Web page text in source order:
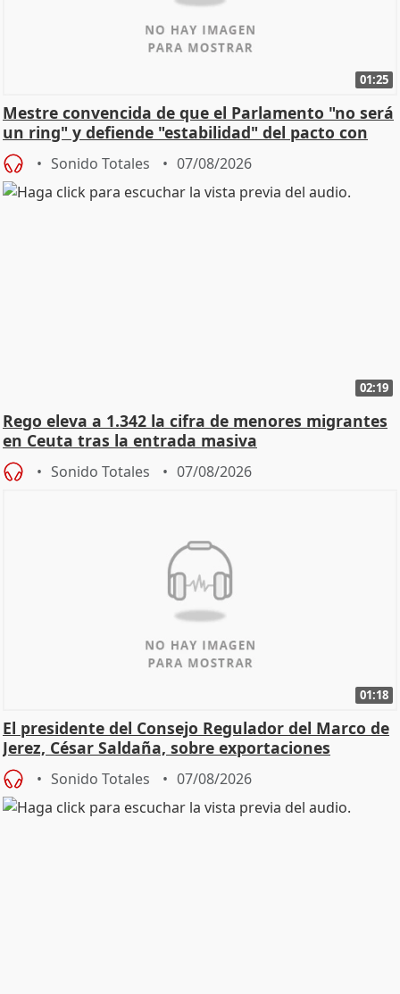
01:25
Mestre convencida de que el Parlamento "no será
un ring" y defiende "estabilidad" del pacto con
Vox
Sonido Totales 07/08/2026
02:19
Rego eleva a 1.342 la cifra de menores migrantes
en Ceuta tras la entrada masiva
Sonido Totales 07/08/2026
01:18
El presidente del Consejo Regulador del Marco de
Jerez, César Saldaña, sobre exportaciones
Sonido Totales 07/08/2026